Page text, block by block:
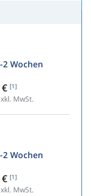
2 Wochen
[1]
MwSt.
2 Wochen
[1]
MwSt.